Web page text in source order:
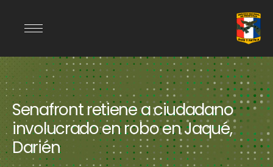
Senafront retiene a ciudadano
involucrado en robo en Jaqué,
Darién